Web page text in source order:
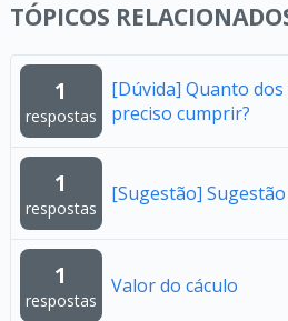
TÓPICOS
1
respostas
[Dúvida] Quanto
preciso cumprir?
1
respostas
[Sugestão]
1
respostas
Valor do cáculo